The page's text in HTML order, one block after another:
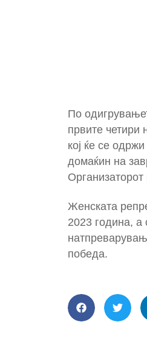
По
првите четири
кој ќе се
домаќин на
Женската
2023 година,
победа.